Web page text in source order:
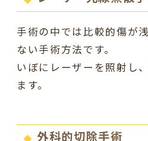
手術の中では比較的傷が
ない手術方法です。
いぼにレーザーを照射し
ます。
外科的切除手術